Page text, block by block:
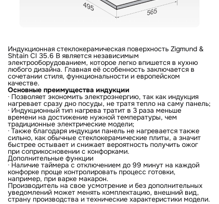
Индукционная стеклокерамическая поверхность Zigmund &
Shtain CI 35.6 B является независимым
электрооборудованием, которое легко впишется в кухню
любого дизайна. Главная её особенность заключается в
сочетании стиля, функциональности и европейском
качестве.
Основные преимущества индукции
· Позволяет экономить электроэнергию, так как индукция
нагревает сразу дно посуды, не тратя тепло на саму панель;
· Индукционный тип нагрева тратит в 3 раза меньше
времени на достижение нужной температуры, чем
традиционные электрические модели;
· Также благодаря индукции панель не нагревается также
сильно, как обычные стеклокерамические плиты, а значит
быстрее остывает и снижает вероятность получить ожог
при соприкосновении с конфорками.
Дополнительные функции
· Наличие таймера с отключением до 99 минут на каждой
конфорке проще контролировать процесс готовки,
например, при варке макарон.
Производитель на свое усмотрение и без дополнительных
уведомлений может менять комплектацию, внешний вид,
страну производства и технические характеристики модели.